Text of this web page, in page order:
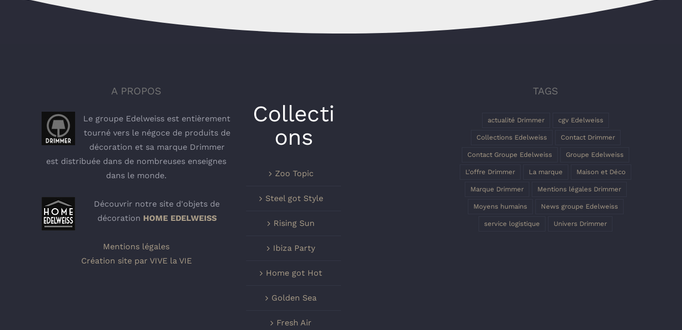
A PROPOS
Le groupe Edelweiss est entièrement
tourné vers le négoce de produits de
décoration et sa marque Drimmer
est distribuée dans de nombreuses enseignes
dans le monde.
Découvrir notre site d'objets de
décoration HOME EDELWEISS
Mentions légales
Création site par VIVE la VIE
Collecti
ons
Zoo Topic
Steel got Style
Rising Sun
Ibiza Party
Home got Hot
Golden Sea
Fresh Air
TAGS
actualité Drimmer cgv Edelweiss
Collections Edelweiss Contact Drimmer
Contact Groupe Edelweiss Groupe Edelweiss
L'offre Drimmer La marque Maison et Déco
Marque Drimmer Mentions légales Drimmer
Moyens humains News groupe Edelweiss
service logistique Univers Drimmer